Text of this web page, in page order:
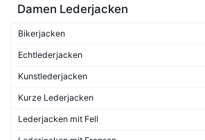
Damen Lederjacken
Bikerjacken
Echtlederjacken
Kunstlederjacken
Kurze Lederjacken
Lederjacken mit Fell